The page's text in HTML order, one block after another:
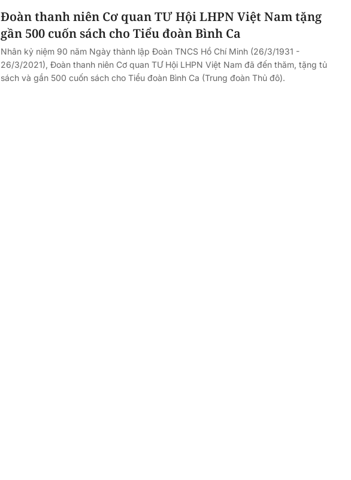
Đoàn thanh niên Cơ quan TƯ Hội LHPN Việt Nam tặng
gần 500 cuốn sách cho Tiểu đoàn Bình Ca
Nhân kỷ niệm 90 năm Ngày thành lập Đoàn TNCS Hồ Chí Minh (26/3/1931 -
26/3/2021), Đoàn thanh niên Cơ quan TƯ Hội LHPN Việt Nam đã đến thăm, tặng tủ
sách và gần 500 cuốn sách cho Tiểu đoàn Bình Ca (Trung đoàn Thủ đô).